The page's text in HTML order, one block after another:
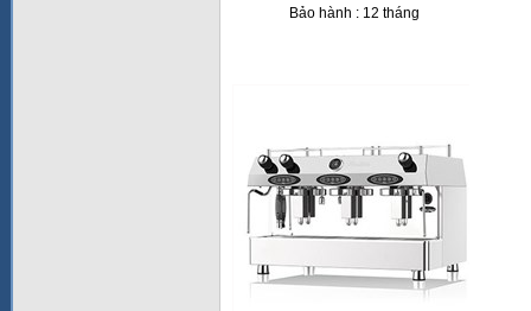
Bảo hành : 12 tháng